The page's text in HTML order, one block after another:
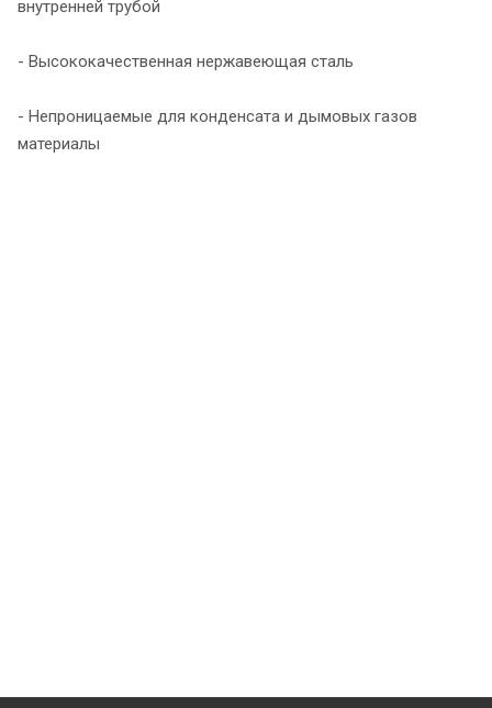
внутренней трубой
- Высококачественная нержавеющая сталь
- Непроницаемые для конденсата и дымовых газов
материалы